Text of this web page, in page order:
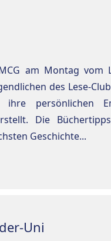
am Montag vom
des Lese-
persönlichen
Die
Geschichte...
Uni